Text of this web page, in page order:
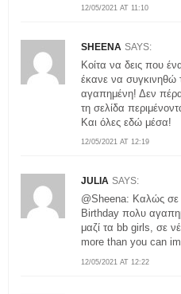
12/05/2021 AT 11:10
SHEENA SAYS:
12/05/2021 AT 12:19
Κοίτα να δεις που
έκανε να συγκινηθώ
αγαπημένη! Δεν
τη σελίδα
Και όλες εδώ μέσα!
JULIA SAYS:
12/05/2021 AT 12:22
@Sheena: Καλώς σε
Birthday πολυ
μαζί τα bb girls, σε
more than you can